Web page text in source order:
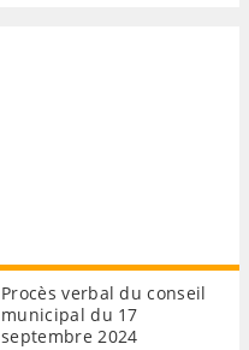
Procès verbal du conseil
municipal du 17
septembre 2024